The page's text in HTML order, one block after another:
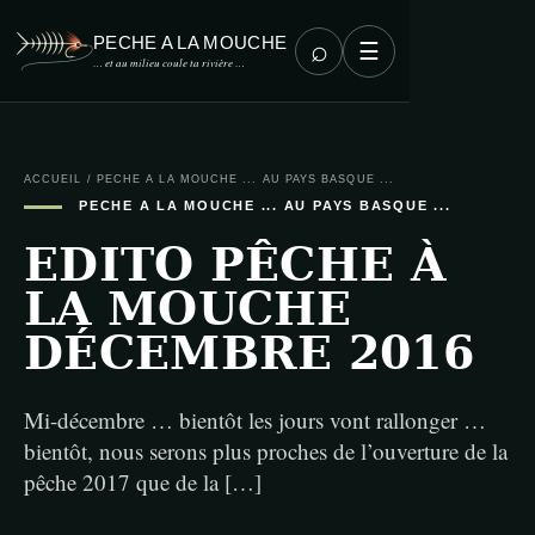
PECHE A LA MOUCHE
… et au milieu coule ta rivière … ⌕ ☰
ACCUEIL / PECHE A LA MOUCHE ... AU PAYS BASQUE ...
PECHE A LA MOUCHE ... AU PAYS BASQUE ...
EDITO PÊCHE À
LA MOUCHE
DÉCEMBRE 2016
Mi-décembre … bientôt les jours vont rallonger …
bientôt, nous serons plus proches de l’ouverture de la
pêche 2017 que de la […]